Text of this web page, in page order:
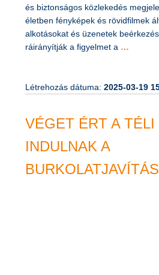
és biztonságos közlekedés
életben fényképek és rövidfilmek
alkotásokat és üzenetek
ráirányítják a figyelmet a …
Létrehozás dátuma:2025-03-19
VÉGET ÉRT A TÉLI
INDULNAK A